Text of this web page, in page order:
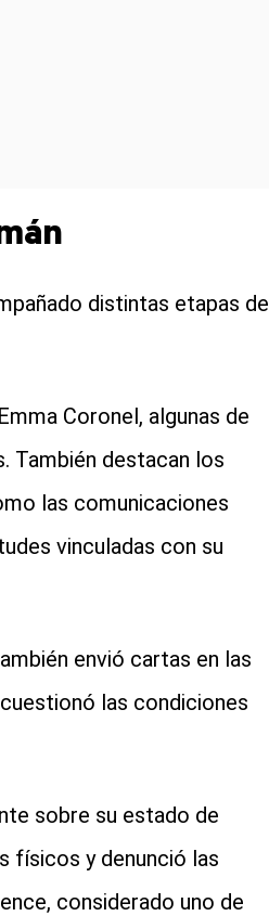
distintas etapas de
Coronel, algunas de
También destacan los
las comunicaciones
vinculadas con su
envió cartas en las
las condiciones
sobre su estado de
físicos y denunció las
considerado uno de